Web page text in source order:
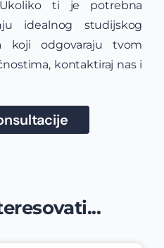
ti je potrebna
idealnog studijskog
koji odgovaraju tvom
kontaktiraj nas i